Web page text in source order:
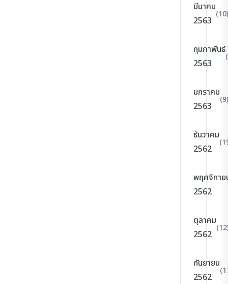
มีนาคม
2563
(10)
กุมภาพันธ์
2563
มกราคม
2563
(9)
ธันวาคม
2562
พฤศจิกาย
2562
ตุลาคม
2562
กันยายน
2562